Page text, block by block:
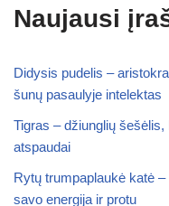
Naujausi
Didysis pudelis –
šunų pasaulyje intelektas
Tigras – džiunglių
atspaudai
Rytų trumpaplaukė katė
savo energija ir protu